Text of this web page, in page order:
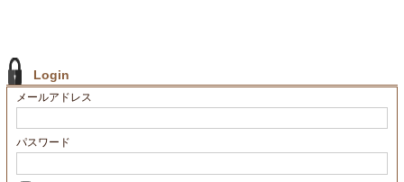
blog
Login
メールアドレス
パスワード